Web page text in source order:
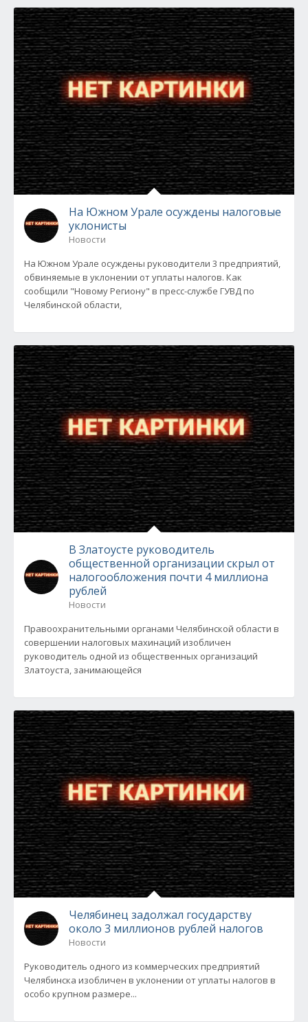
На Южном Урале осуждены налоговые
уклонисты
Новости
На Южном Урале осуждены руководители 3 предприятий,
обвиняемые в уклонении от уплаты налогов. Как
сообщили "Новому Региону" в пресс-службе ГУВД по
Челябинской области,
В Златоусте руководитель
общественной организации скрыл от
налогообложения почти 4 миллиона
рублей
Новости
Правоохранительными органами Челябинской области в
совершении налоговых махинаций изобличен
руководитель одной из общественных организаций
Златоуста, занимающейся
Челябинец задолжал государству
около 3 миллионов рублей налогов
Новости
Руководитель одного из коммерческих предприятий
Челябинска изобличен в уклонении от уплаты налогов в
особо крупном размере...